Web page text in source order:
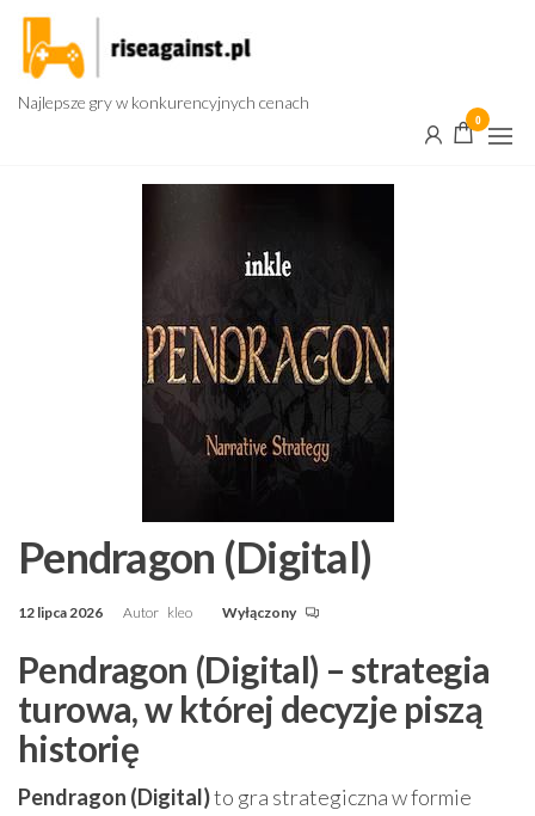
Przejdź
treści
Najlepsze gry w konkurencyjnych cenach
0
Pendragon (Digital)
12 lipca 2026 Autor kleo Wyłączony
Pendragon (Digital) – strategia
turowa, w której decyzje piszą
historię
Pendragon (Digital)to gra strategiczna w formie